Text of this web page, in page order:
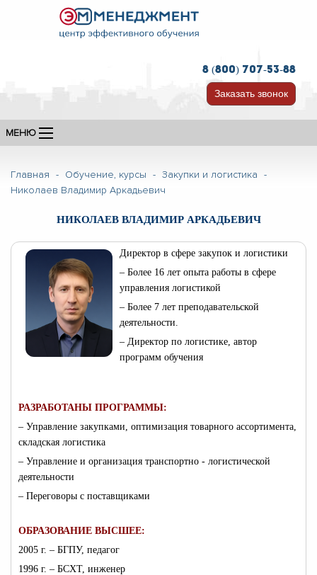
8 (800) 707-53-88
Заказать звонок
МЕНЮ
Главная - Обучение, курсы - Закупки и логистика -
Николаев Владимир Аркадьевич
НИКОЛАЕВ ВЛАДИМИР АРКАДЬЕВИЧ
Директор в сфере закупок и логистики
– Более 16 лет опыта работы в сфере
управления логистикой
– Более 7 лет преподавательской
деятельности.
– Директор по логистике, автор
программ обучения
РАЗРАБОТАНЫ ПРОГРАММЫ:
– Управление закупками, оптимизация товарного ассортимента,
складская логистика
– Управление и организация транспортно - логистической
деятельности
– Переговоры с поставщиками
ОБРАЗОВАНИЕ ВЫСШЕЕ:
2005 г. – БГПУ, педагог
1996 г. – БСХТ, инженер